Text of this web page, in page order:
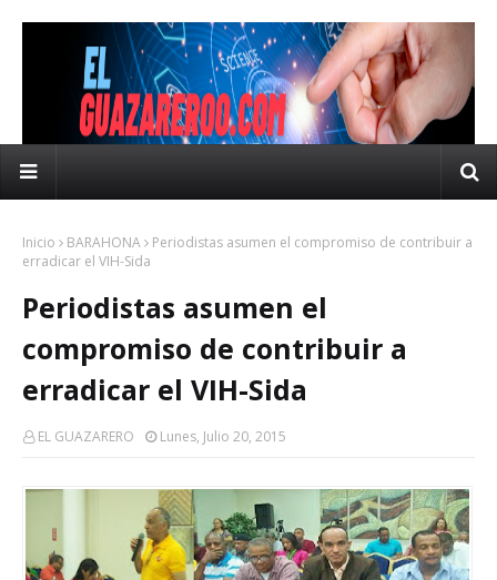
Inicio BARAHONA
Periodistas asumen el compromiso de contribuir a
erradicar el VIH-Sida
Periodistas asumen el
compromiso de contribuir a
erradicar el VIH-Sida
EL GUAZARERO Lunes, Julio 20, 2015